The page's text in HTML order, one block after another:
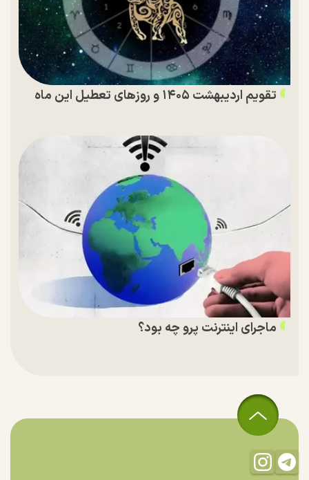
تقویم اردیبهشت ۱۴۰۵ و روز‌های تعطیل این ماه
ماجرای اینترنت پرو چه بود؟